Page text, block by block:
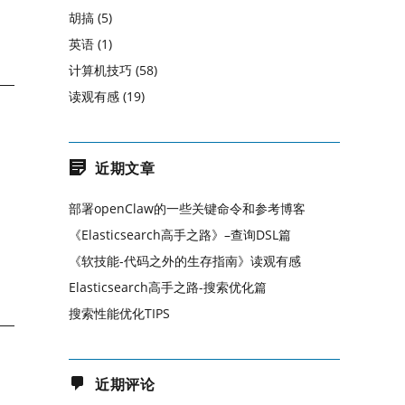
胡搞 (5)
英语 (1)
计算机技巧 (58)
读观有感 (19)
近期文章
部署openClaw的一些关键命令和参考博客
《Elasticsearch高手之路》–查询DSL篇
《软技能-代码之外的生存指南》读观有感
Elasticsearch高手之路-搜索优化篇
搜索性能优化TIPS
近期评论